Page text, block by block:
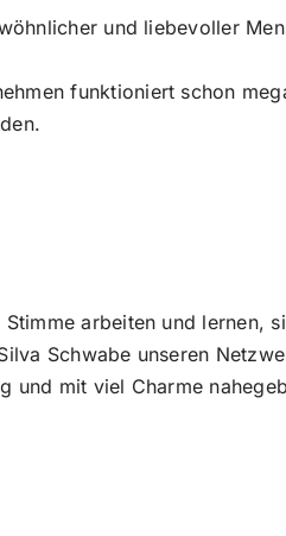
und liebevoller
funktioniert schon
Stimme arbeiten und lernen,
Schwabe unseren
und mit viel Charme